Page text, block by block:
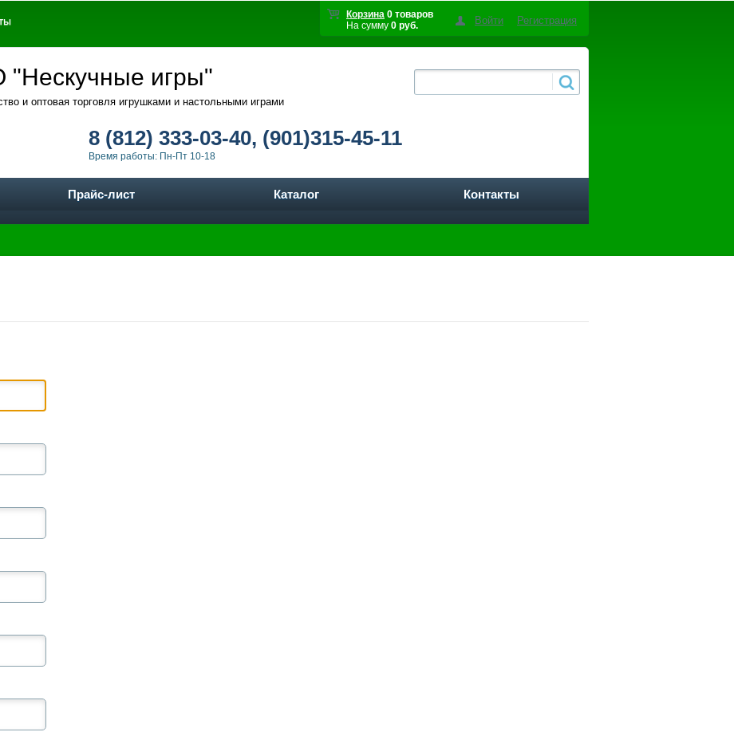
Корзина 0 товаров
На сумму 0 руб. Войти Регистрация
игры"
и оптовая торговля игрушками и настольными играми
8 (812) 333-03-40, (901)315-45-11
Время работы: Пн-Пт 10-18
Прайс-лист Каталог Контакты